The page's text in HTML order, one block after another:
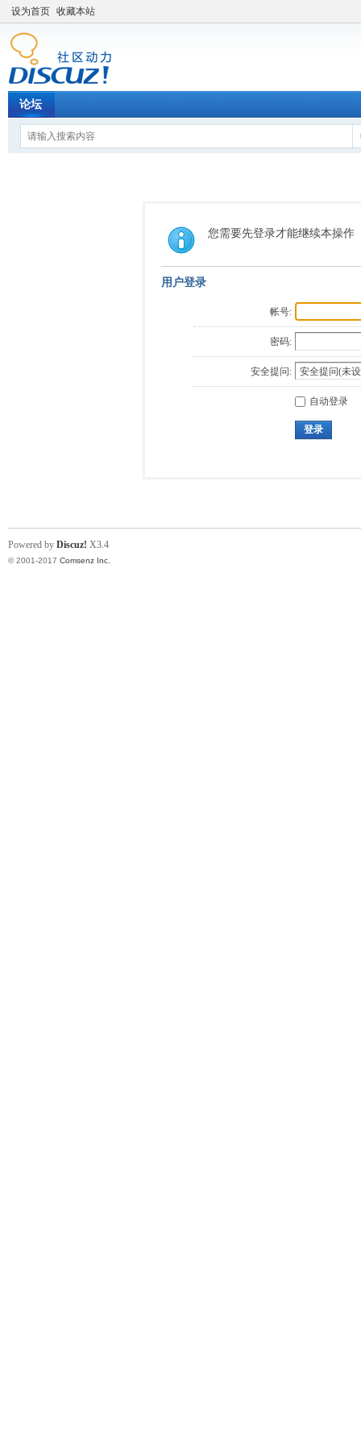
设为首页 收藏本站
论坛
您需要先登录才能继续本操作
用户登录
帐号:
密码:
安全提问:
自动登录
登录
Powered by Discuz! X3.4
© 2001-2017 Comsenz Inc.